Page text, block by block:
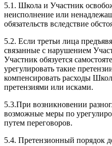
5.1. Школа и Участник
неисполнение или
обязательств вследствие
5.2. Если третьи лица
связанные с нарушением
Участник обязуется
урегулировать такие
компенсировать расходы
претензиями или исками.
5.3.При возникновении
возможные меры по
путем переговоров.
5.4. Претензионный порядок